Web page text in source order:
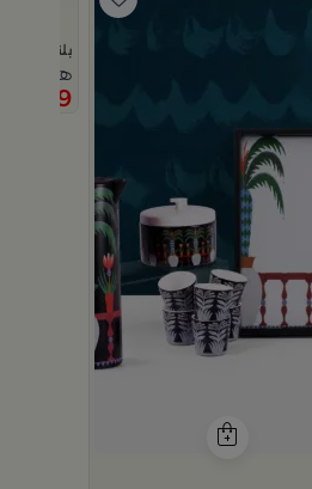
بلندز هوم
هدية طقم
139